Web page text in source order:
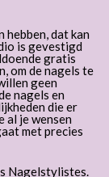
dat kan
is gevestigd
gratis
om de nagels te
geen
nagels en
die er
al je wensen
met precies
Nagelstylistes.